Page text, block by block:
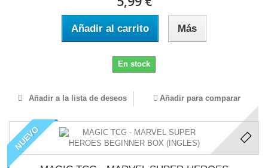
Añadir al carrito Más
En stock
Añadir a la lista de deseos Añadir para comparar
NUEVO